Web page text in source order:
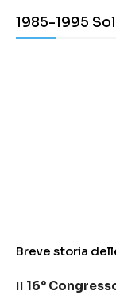
1985-1995
Breve storia
Il 16°